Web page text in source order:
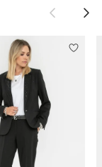
Zurück